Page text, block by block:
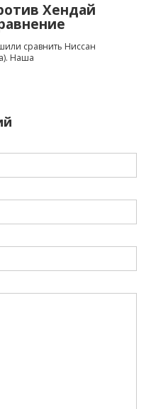
Хендай
сравнить Ниссан
Наша